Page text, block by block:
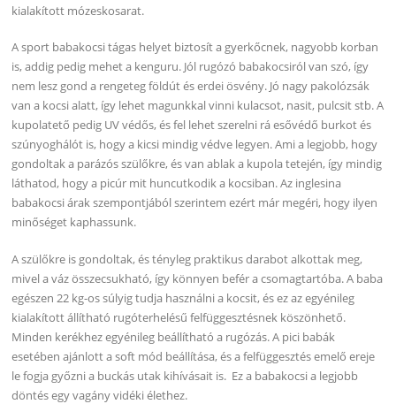
kialakított mózeskosarat.
A sport babakocsi tágas helyet biztosít a gyerkőcnek, nagyobb korban
is, addig pedig mehet a kenguru. Jól rugózó babakocsiról van szó, így
nem lesz gond a rengeteg földút és erdei ösvény. Jó nagy pakolózsák
van a kocsi alatt, így lehet magunkkal vinni kulacsot, nasit, pulcsit stb. A
kupolatető pedig UV védős, és fel lehet szerelni rá esővédő burkot és
szúnyoghálót is, hogy a kicsi mindig védve legyen. Ami a legjobb, hogy
gondoltak a parázós szülőkre, és van ablak a kupola tetején, így mindig
láthatod, hogy a picúr mit huncutkodik a kocsiban. Az inglesina
babakocsi árak szempontjából szerintem ezért már megéri, hogy ilyen
minőséget kaphassunk.
A szülőkre is gondoltak, és tényleg praktikus darabot alkottak meg,
mivel a váz összecsukható, így könnyen befér a csomagtartóba. A baba
egészen 22 kg-os súlyig tudja használni a kocsit, és ez az egyénileg
kialakított állítható rugóterhelésű felfüggesztésnek köszönhető.
Minden kerékhez egyénileg beállítható a rugózás. A pici babák
esetében ajánlott a soft mód beállítása, és a felfüggesztés emelő ereje
le fogja győzni a buckás utak kihívásait is. Ez a babakocsi a legjobb
döntés egy vagány vidéki élethez.